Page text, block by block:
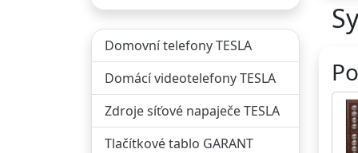
Domovní telefony TESLA
Domácí videotelefony TESLA
Zdroje síťové napaječe TESLA
Tlačítkové tablo GARANT